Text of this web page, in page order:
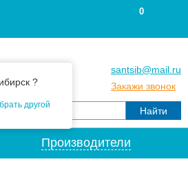
?
другой
santsib@mail.ru
Закажи звонок
0
Производители